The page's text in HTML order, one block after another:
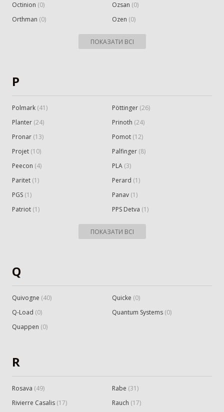
Octinion (0) Ozsan (0)
Orthman (0) Ozen (0)
ПОКАЗАТИ ВСІ
P
Polmark (41) Pöttinger (26)
Planter (24) Prinoth (24)
Pronar (13) Pomot (12)
Projet (10) Palfinger (8)
Peecon (4) PLA (3)
Paritet (1) Perard (1)
PGS (1) Panav (1)
Patriot (1) PPS Detva (1)
ПОКАЗАТИ ВСІ
Q
Quivogne (40) Quicke (0)
Q-Load (0) Quantum Systems (0)
Quappen (0)
R
Rosava (49) Rabe (31)
Rivierre Casalis (17) Rauch (17)